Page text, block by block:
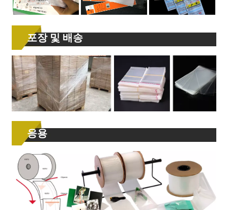
포장 및 배송
응용